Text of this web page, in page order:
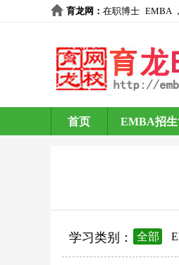
育龙网 ： 在职博士 EMBA
首页 EMBA招
学习类别： 全部